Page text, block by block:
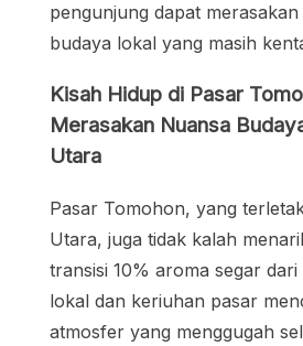
pengunjung dapat
budaya lokal yang masih
Kisah Hidup di Pasar
Merasakan Nuansa
Utara
Pasar Tomohon, yang
Utara, juga tidak kalah
transisi 10% aroma segar dari
lokal dan keriuhan pasar
atmosfer yang menggugah